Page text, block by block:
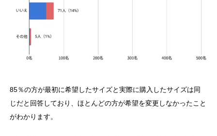
85％の方が最初に希望したサイズと実際に購入したサイズは同
じだと回答しており、ほとんどの方が希望を変更しなかったこと
がわかります。